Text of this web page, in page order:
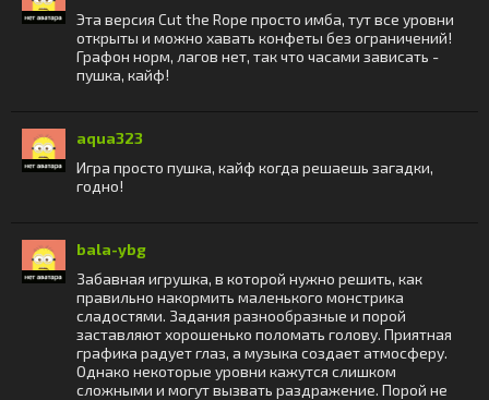
Эта версия Cut the Rope просто имба, тут все уровни
открыты и можно хавать конфеты без ограничений!
Графон норм, лагов нет, так что часами зависать -
пушка, кайф!
aqua323
Игра просто пушка, кайф когда решаешь загадки,
годно!
bala-ybg
Забавная игрушка, в которой нужно решить, как
правильно накормить маленького монстрика
сладостями. Задания разнообразные и порой
заставляют хорошенько поломать голову. Приятная
графика радует глаз, а музыка создает атмосферу.
Однако некоторые уровни кажутся слишком
сложными и могут вызвать раздражение. Порой не